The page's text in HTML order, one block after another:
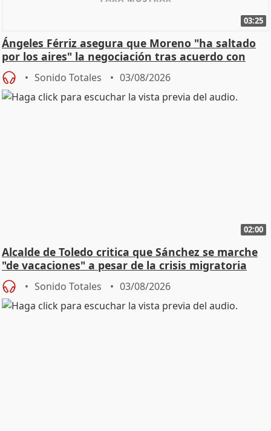
03:25
Ángeles Férriz asegura que Moreno "ha saltado
por los aires" la negociación tras acuerdo con
SMA
Sonido Totales 03/08/2026
02:00
Alcalde de Toledo critica que Sánchez se marche
"de vacaciones" a pesar de la crisis migratoria
Sonido Totales 03/08/2026